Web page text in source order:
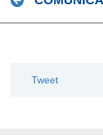
Tweet